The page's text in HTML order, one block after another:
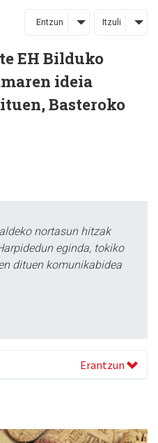
Entzun Itzuli
EH Bilduko
ideia
Basteroko
nortasun hitzak
eginda, tokiko
dituen komunikabidea
Erantzun